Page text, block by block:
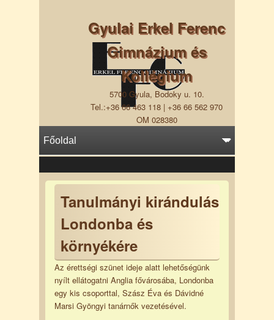
Gyulai Erkel Ferenc
Gimnázium és
Kollégium
5700 Gyula, Bodoky u. 10.
Tel.:+36 66 463 118 | +36 66 562 970
OM 028380
Tanulmányi kirándulás
Londonba és
környékére
Az érettségi szünet ideje alatt lehetőségünk
nyílt ellátogatni Anglia fővárosába, Londonba
egy kis csoporttal, Szász Éva és Dávidné
Marsi Gyöngyi tanárnők vezetésével.